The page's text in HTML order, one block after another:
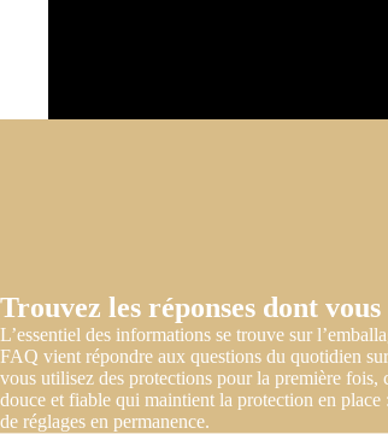
Trouvez les réponses dont vous
L’essentiel des informations se trouve sur
FAQ vient répondre aux questions du quotidien
vous utilisez des protections pour la première
douce et fiable qui maintient la protection en
de réglages en permanence.